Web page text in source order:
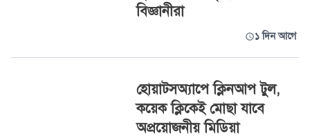
বিজ্ঞানীরা
১ দিন আগে
হোয়াটসঅ্যাপে ক্লিনআপ টুল,
কয়েক ক্লিকেই মোছা যাবে
অপ্রয়োজনীয় মিডিয়া